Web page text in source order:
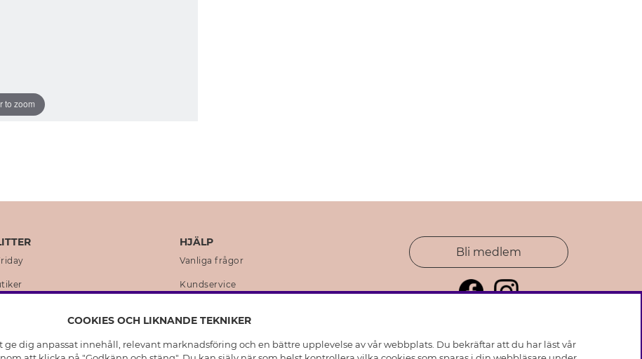
to zoom
HJÄLP
Vanliga frågor
Kundservice
Skötselråd skinnhandskar
Bli medlem
COOKIES OCH LIKNANDE TEKNIKER
dig anpassat innehåll, relevant marknadsföring och en bättre upplevelse av vår webbplats. Du bekräftar att du har läst vår